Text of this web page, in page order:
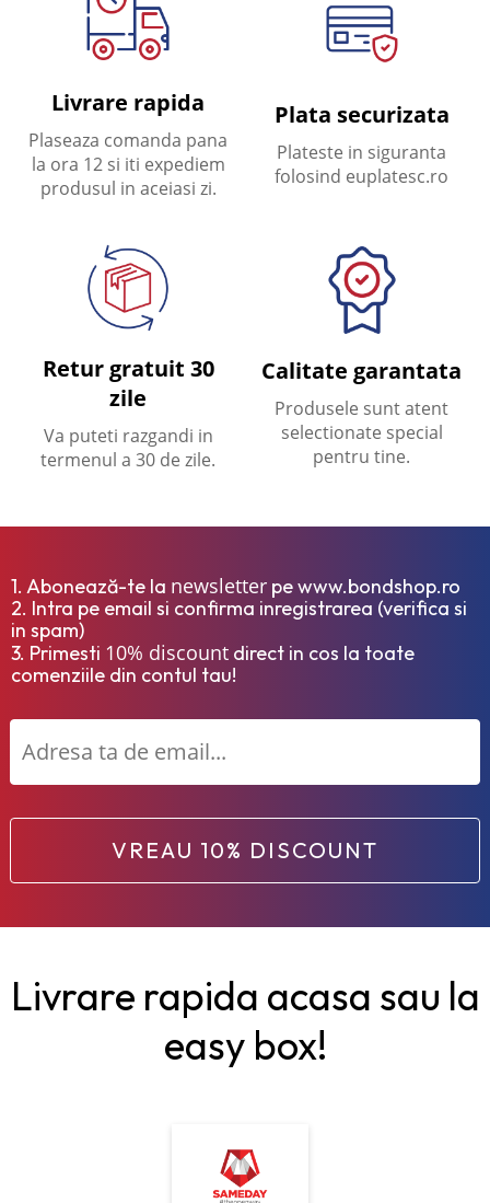
Livrare rapida
Plaseaza comanda pana
la ora 12 si iti expediem
produsul in aceiasi zi.
Plata securizata
Plateste in siguranta
folosind euplatesc.ro
Retur gratuit 30
zile
Va puteti razgandi in
termenul a 30 de zile.
Calitate garantata
Produsele sunt atent
selectionate special
pentru tine.
1. Abonează-te la newsletter pe www.bondshop.ro
2. Intra pe email si confirma inregistrarea (verifica si
in spam)
3. Primesti 10% discount direct in cos la toate
comenziile din contul tau!
VREAU 10% DISCOUNT
Livrare rapida acasa sau la
easy box!